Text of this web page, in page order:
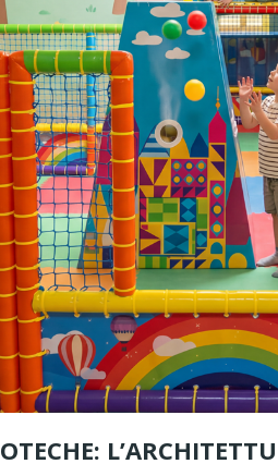
e multigame
ludoteche: come
un’area gioco
completa
una ludoteca o una
feste significa progettare
spazio capace di coinvolgere
di più